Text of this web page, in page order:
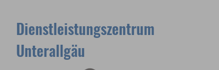
Dienstleistungszentrum
Unterallgäu